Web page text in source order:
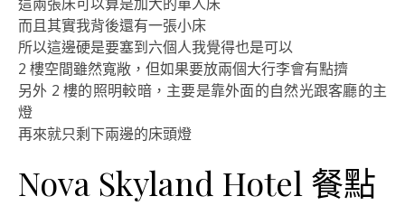
這兩張床可以算是加大的單人床
而且其實我背後還有一張小床
所以這邊硬是要塞到六個人我覺得也是可以
2 樓空間雖然寬敞，但如果要放兩個大行李會有點擠
另外 2 樓的照明較暗，主要是靠外面的自然光跟客廳的主
燈
再來就只剩下兩邊的床頭燈
Nova Skyland Hotel 餐點